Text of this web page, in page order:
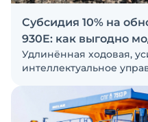
Субсидия 10% на
930E: как выгодно
SKL
Удлинённая ходовая,
интеллектуальное
обновлённой
драйве от